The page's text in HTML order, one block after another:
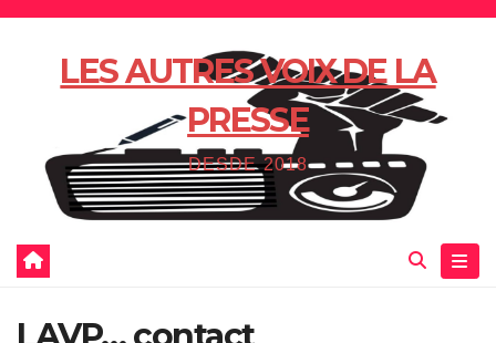
Skip
LES AUTRES VOIX DE LA
PRESSE
DESDE 2018